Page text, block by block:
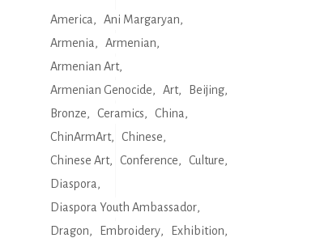
America
Ani Margaryan
Armenia
Armenian
Armenian Art
Armenian Genocide
Art
Beijing
Bronze
Ceramics
China
ChinArmArt
Chinese
Chinese Art
Conference
Culture
Diaspora
Diaspora Youth Ambassador
Dragon
Embroidery
Exhibition